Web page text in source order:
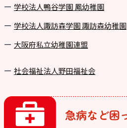
学校法⼈鴨⾕学園 鳳幼稚園
学校法⼈諏訪森学園 諏訪森幼稚園
⼤阪府私⽴幼稚園連盟
社会福祉法人野田福祉会